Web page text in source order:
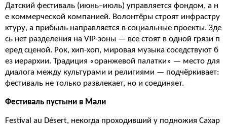
Датский фестиваль (июнь–июль) управляется фондом, а н
е коммерческой компанией. Волонтёры строят инфрастру
ктуру, а прибыль направляется в социальные проекты. Зде
сь нет разделения на VIP-зоны — все стоят в одной грязи п
еред сценой. Рок, хип-хоп, мировая музыка соседствуют б
ез иерархии. Традиция «оранжевой палатки» — место для
диалога между культурами и религиями — подчёркивает:
фестиваль не только развлекает, но и соединяет.
Фестиваль пустыни в Мали
Festival au Désert, некогда проходивший у подножия Сахар